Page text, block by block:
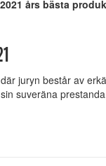
års bästa
juryn består av
suveräna